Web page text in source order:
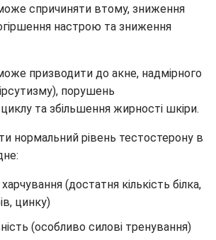
спричиняти втому, зниження
настрою та зниження
призводити до акне, надмірного
порушень
та збільшення жирності шкіри.
нормальний рівень тестостерону в
(достатня кількість білка,
цинку)
(особливо силові тренування)